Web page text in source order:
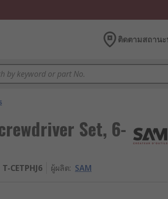
ติดตามสถาน
Set, 6-
T-CETPHJ6 ผู้ผลิต: SAM